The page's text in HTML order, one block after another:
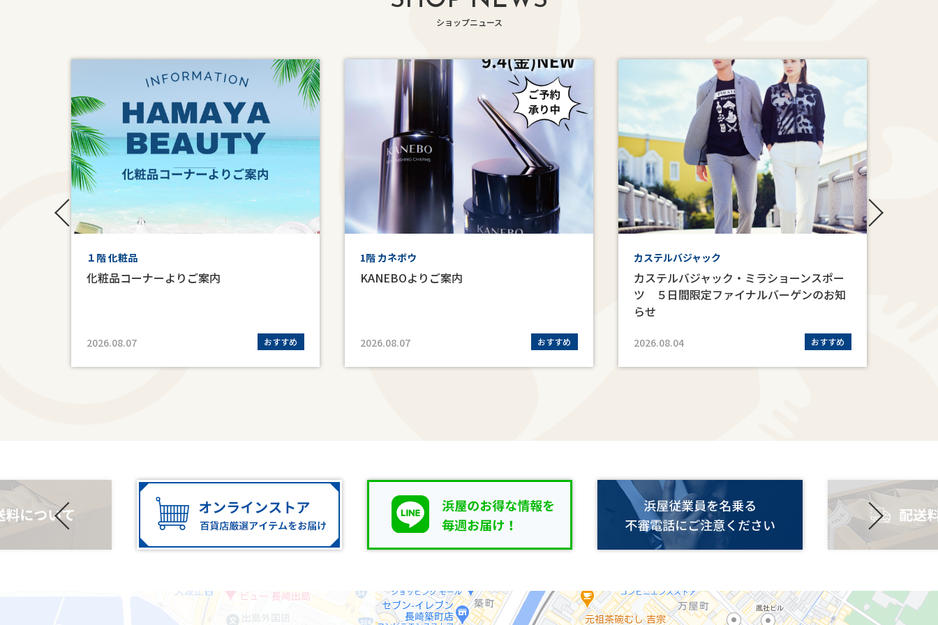
ショップニュース
１階 化粧品
化粧品コーナーよりご案内
2026.08.07 おすすめ
1階 カネボウ
KANEBOよりご案内
2026.08.07 おすすめ
カステルバジャック
カステルバジャック・ミラショーンスポー
ツ ５日間限定ファイナルバーゲンのお知
らせ
2026.08.04 おすすめ